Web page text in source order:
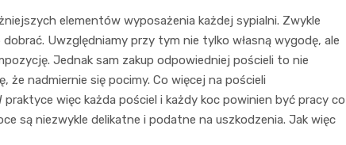
elementów wyposażenia każdej sypialni. Zwykle
Uwzględniamy przy tym nie tylko własną wygodę, ale
Jednak sam zakup odpowiedniej pościeli to nie
nadmiernie się pocimy. Co więcej na pościeli
więc każda pościel i każdy koc powinien być pracy co
są niezwykle delikatne i podatne na uszkodzenia. Jak więc